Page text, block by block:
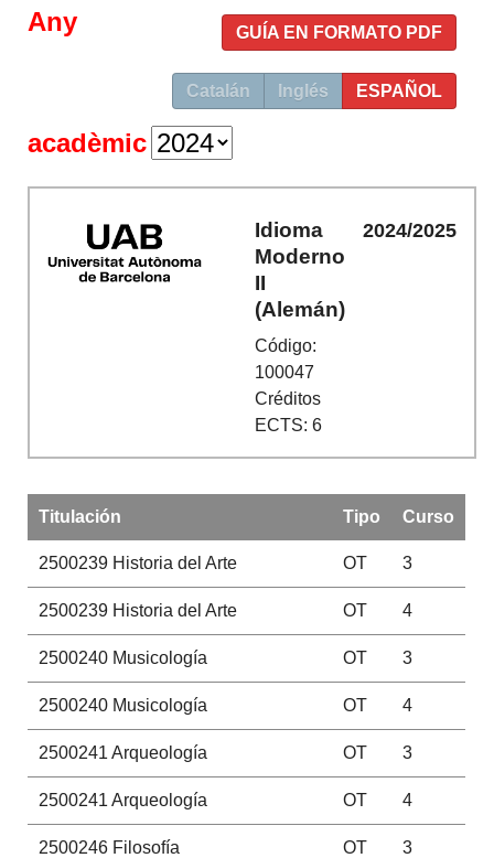
GUÍA EN FORMATO PDF
Catalán Inglés ESPAÑOL
Any
acadèmic
Idioma
Moderno
II
(Alemán)
Código:
100047
Créditos
ECTS: 6
2024/2025
Titulación Tipo Curso
2500239Historia del Arte OT 3
2500239Historia del Arte OT 4
2500240Musicología OT 3
2500240Musicología OT 4
2500241 Arqueología OT 3
2500241 Arqueología OT 4
2500246Filosofía OT 3